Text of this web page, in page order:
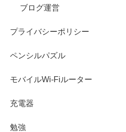
ブログ運営
プライバシーポリシー
ペンシルパズル
モバイルWi-Fiルーター
充電器
勉強